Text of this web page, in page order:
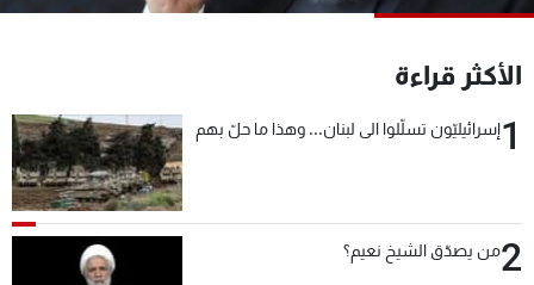
الأكثر قراءة
1إسرائيليّون تسلّلوا الى لبنان... وهذا ما حلّ بهم
2من يصدّق الشيخ نعيم؟
الترددات
عن MTV
لاعلاناتكم
شروط الإسـتخدام
سياسة الخصوصية